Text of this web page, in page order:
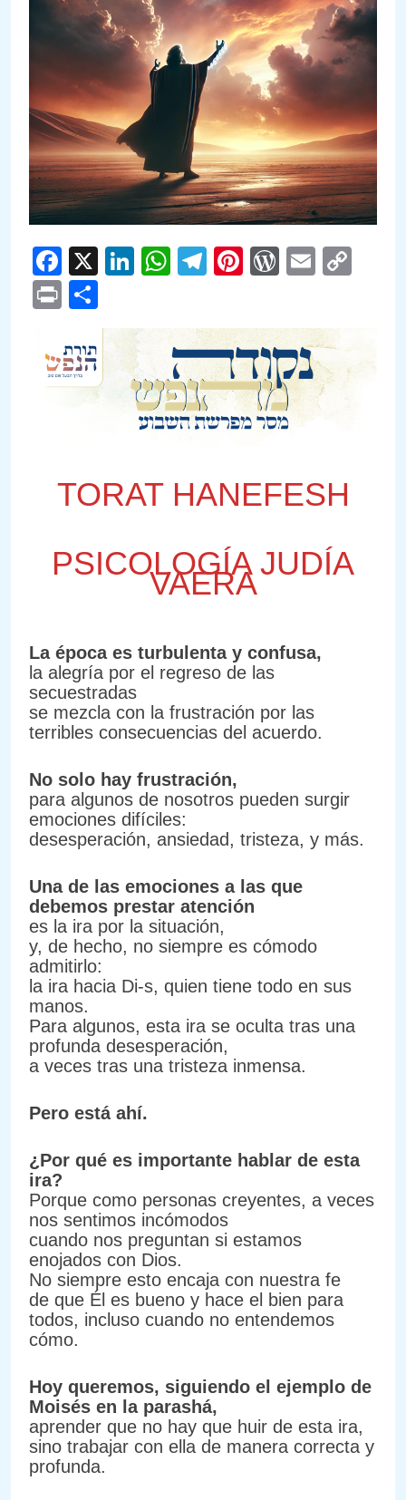
Facebook
X LinkedIn
WhatsApp
Telegram
PinterestEmail
Print
TORAT HANEFESH
PSICOLOGÍA JUDÍA
VAERA
La época es turbulenta y confusa,
la alegría por el regreso de las
secuestradas
se mezcla con la frustración por las
terribles consecuencias del acuerdo.
No solo hay frustración,
para algunos de nosotros pueden surgir
emociones difíciles:
desesperación, ansiedad, tristeza, y más.
Una de las emociones a las que
debemos prestar atención
es la ira por la situación,
y, de hecho, no siempre es cómodo
admitirlo:
la ira hacia Di-s, quien tiene todo en sus
manos.
Para algunos, esta ira se oculta tras una
profunda desesperación,
a veces tras una tristeza inmensa.
Pero está ahí.
¿Por qué es importante hablar de esta
ira?
Porque como personas creyentes, a veces
nos sentimos incómodos
cuando nos preguntan si estamos
enojados con Dios.
No siempre esto encaja con nuestra fe
de que Él es bueno y hace el bien para
todos, incluso cuando no entendemos
cómo.
Hoy queremos, siguiendo el ejemplo de
Moisés en la parashá,
aprender que no hay que huir de esta ira,
sino trabajar con ella de manera correcta y
profunda.